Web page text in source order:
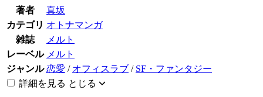
著者
真坂
カテゴリ オトナマンガ
雑誌
メルト
レーベル メルト
ジャンル 恋愛 / オフィスラブ / SF・ファンタジー
詳細を見る とじる